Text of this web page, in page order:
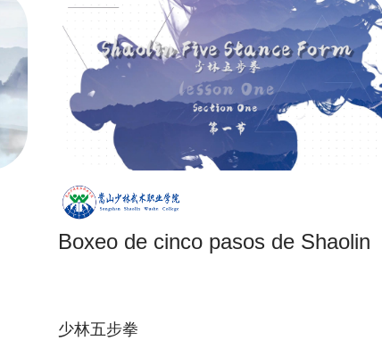
Boxeo de cinco pasos de Shaolin
少林五步拳